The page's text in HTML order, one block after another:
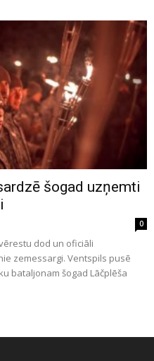
šogad uzņemti
0
dod un oficiāli
zemessargi. Ventspils pusē
bataljonam šogad Lāčplēša